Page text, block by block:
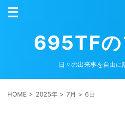
695TF
日々の出来事を自由に
HOME > 2025年 > 7月 > 6日